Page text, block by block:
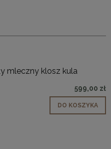
mleczny klosz kula
599,00 zł
DO KOSZYKA